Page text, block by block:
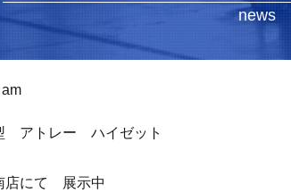
news
アトレー ハイゼット
店にて 展示中